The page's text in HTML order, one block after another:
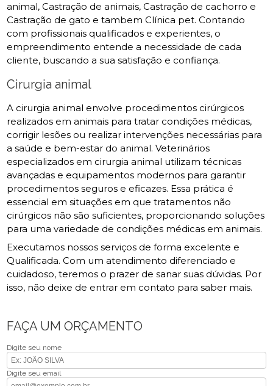
animal, Castração de animais, Castração de cachorro e
Castração de gato e tambem Clínica pet. Contando
com profissionais qualificados e experientes, o
empreendimento entende a necessidade de cada
cliente, buscando a sua satisfação e confiança.
Cirurgia animal
A cirurgia animal envolve procedimentos cirúrgicos
realizados em animais para tratar condições médicas,
corrigir lesões ou realizar intervenções necessárias para
a saúde e bem-estar do animal. Veterinários
especializados em cirurgia animal utilizam técnicas
avançadas e equipamentos modernos para garantir
procedimentos seguros e eficazes. Essa prática é
essencial em situações em que tratamentos não
cirúrgicos não são suficientes, proporcionando soluções
para uma variedade de condições médicas em animais.
Executamos nossos serviços de forma excelente e
Qualificada. Com um atendimento diferenciado e
cuidadoso, teremos o prazer de sanar suas dúvidas. Por
isso, não deixe de entrar em contato para saber mais.
FAÇA UM ORÇAMENTO
Digite seu nome
Digite seu email